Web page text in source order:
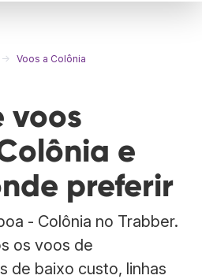
Voos a Colônia
voos
e
preferir
- Colônia no Trabber.
os voos de
de baixo custo, linhas